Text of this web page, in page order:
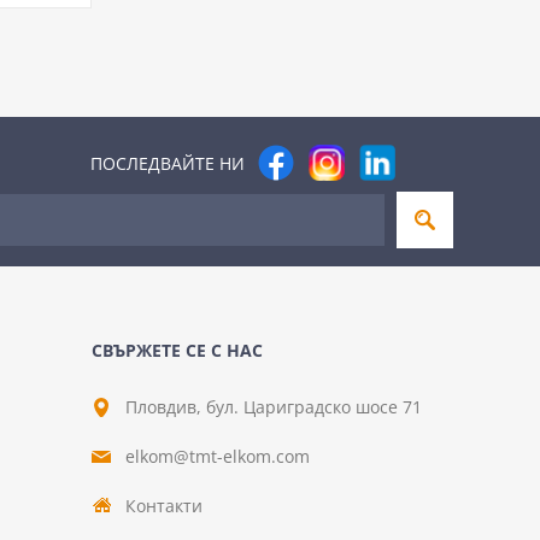
ПОСЛЕДВАЙТЕ НИ
СВЪРЖЕТЕ СЕ С НАС
Пловдив, бул. Цариградско шосе 71
elkom@tmt-elkom.com
Контакти